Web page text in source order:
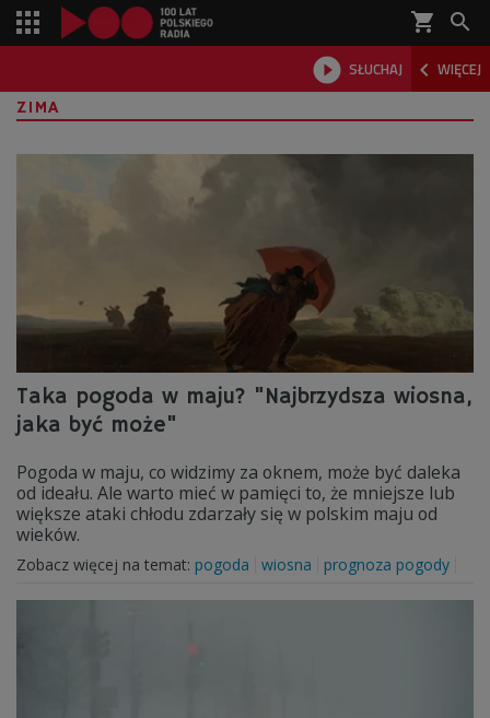
shopping_cart 
 SŁUCHAJ  WIĘCEJ

ZIMA
Taka pogoda w maju? "Najbrzydsza wiosna,
jaka być może"
Pogoda w maju, co widzimy za oknem, może być daleka
od ideału. Ale warto mieć w pamięci to, że mniejsze lub
większe ataki chłodu zdarzały się w polskim maju od
wieków.
Zobacz więcej na temat: pogoda wiosna prognoza pogody